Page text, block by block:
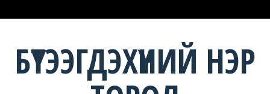
БҮТЭЭГДЭХҮҮНИЙ НЭР